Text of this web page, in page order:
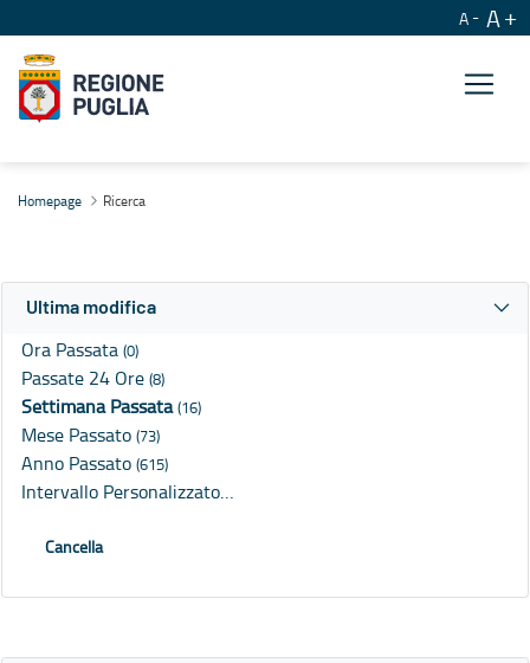
A A
Homepage Ricerca
Ultima modifica
Ora Passata (0)
Passate 24 Ore (8)
Settimana Passata(16)
Mese Passato (73)
Anno Passato (615)
Intervallo Personalizzato…
Cancella